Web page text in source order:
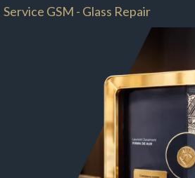
Service GSM - Glass Repair